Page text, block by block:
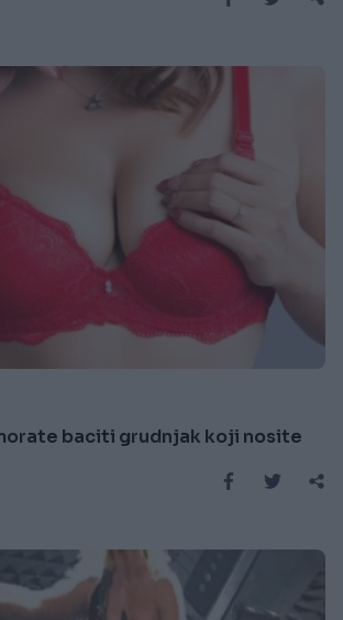
baciti grudnjak koji nosite